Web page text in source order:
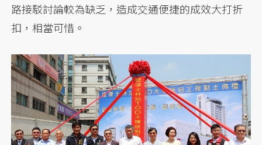
路接駁討論較為缺乏，造成交通便捷的成效大打折
扣，相當可惜。